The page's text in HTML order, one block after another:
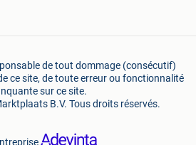
de tout dommage (consécutif)
ce site, de toute erreur ou fonctionnalité
sur ce site.
B.V. Tous droits réservés.